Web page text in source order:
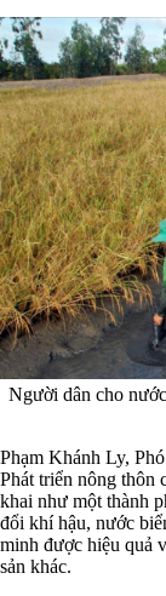
Người dân cho
Phạm Khánh Ly,
Phát triển nông thôn
khai như một thành
đổi khí hậu, nước
minh được hiệu quả
sản khác.